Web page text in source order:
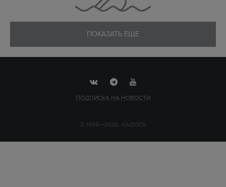
ПОКАЗАТЬ ЕЩЕ
ПОДПИСКА НА НОВОСТИ
© 1995—2026, ЛАДОГА